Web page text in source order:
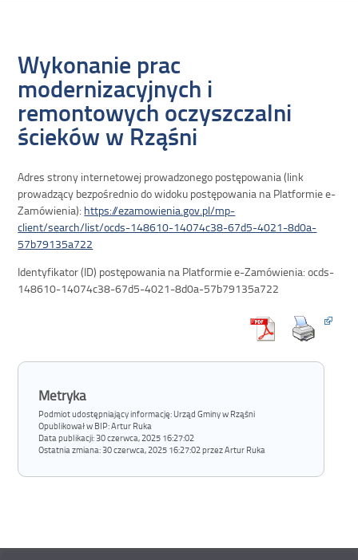
Wykonanie prac
modernizacyjnych i
remontowych oczyszczalni
ścieków w Rząśni
Adres strony internetowej prowadzonego postępowania (link
prowadzący bezpośrednio do widoku postępowania na Platformie e-
Zamówienia): https://ezamowienia.gov.pl/mp-
client/search/list/ocds-148610-14074c38-67d5-4021-8d0a-
57b79135a722
Identyfikator (ID) postępowania na Platformie e-Zamówienia: ocds-
148610-14074c38-67d5-4021-8d0a-57b79135a722
Metryka
Podmiot udostępniający informację: Urząd Gminy w Rząśni
Opublikował w BIP:Artur Ruka
Data publikacji:30 czerwca, 2025 16:27:02
Ostatnia zmiana:30 czerwca, 2025 16:27:02 przez Artur Ruka